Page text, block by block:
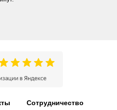
Сотрудничество